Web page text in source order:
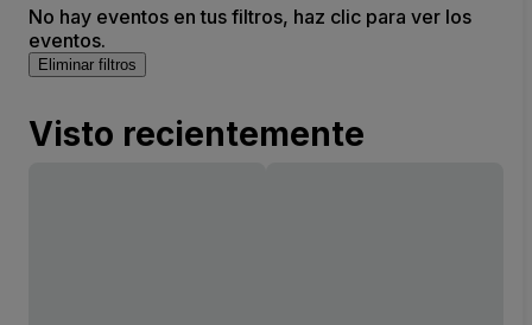
No hay eventos en tus filtros, haz clic para ver los
eventos.
Eliminar filtros
Visto recientemente